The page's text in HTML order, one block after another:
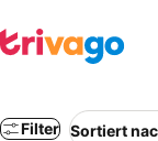
Filter Sortiert